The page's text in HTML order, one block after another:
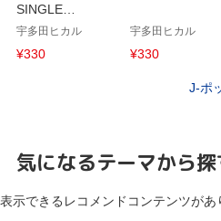
SINGLE
COLLECTION
宇多田ヒカル
¥330
宇多田ヒカル
¥330
J-ポ
気になるテーマから探
表示できるレコメンドコンテンツがあ